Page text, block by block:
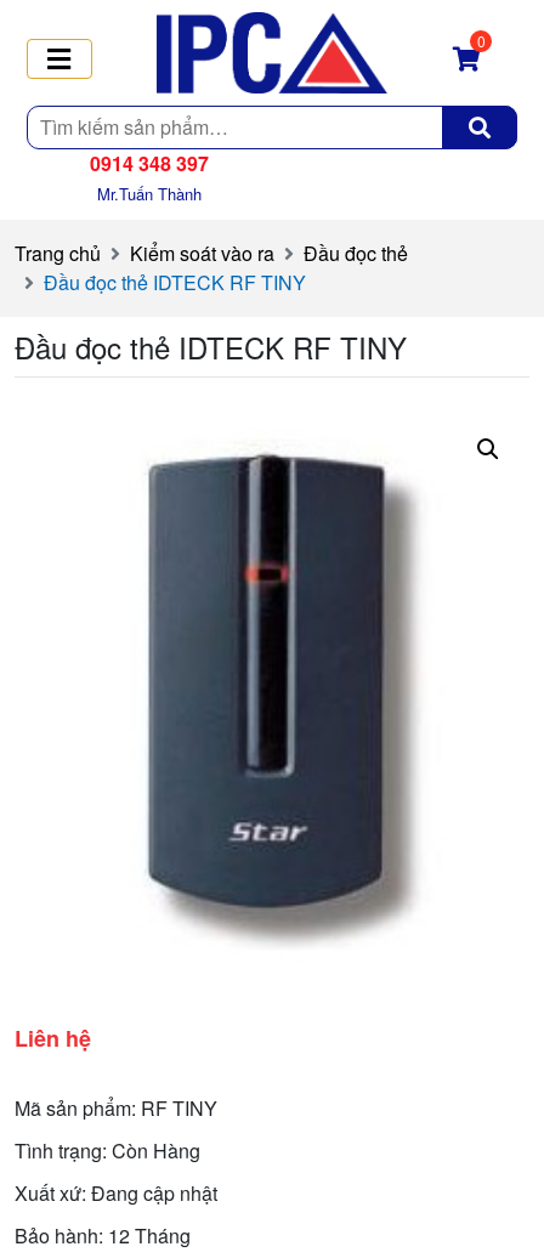
Tìm
kiếm
0
0914 348 397
Mr.Tuấn Thành
Trang chủ Kiểm soát vào ra
Đầu đọc thẻ
Đầu đọc thẻ IDTECK RF TINY
Đầu đọc thẻ IDTECK RF TINY
Liên hệ
Mã sản phẩm: RF TINY
Tình trạng: Còn Hàng
Xuất xứ: Đang cập nhật
Bảo hành: 12 Tháng